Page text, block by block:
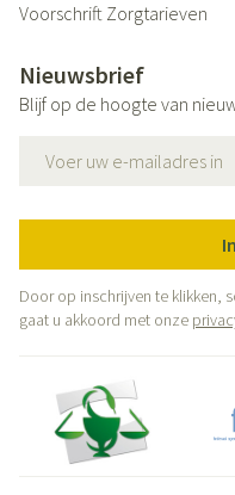
Voorschrift Zorgtarieven
Nieuwsbrief
Blijf op de hoogte van
Door op inschrijven te klikken,
gaat u akkoord met onze